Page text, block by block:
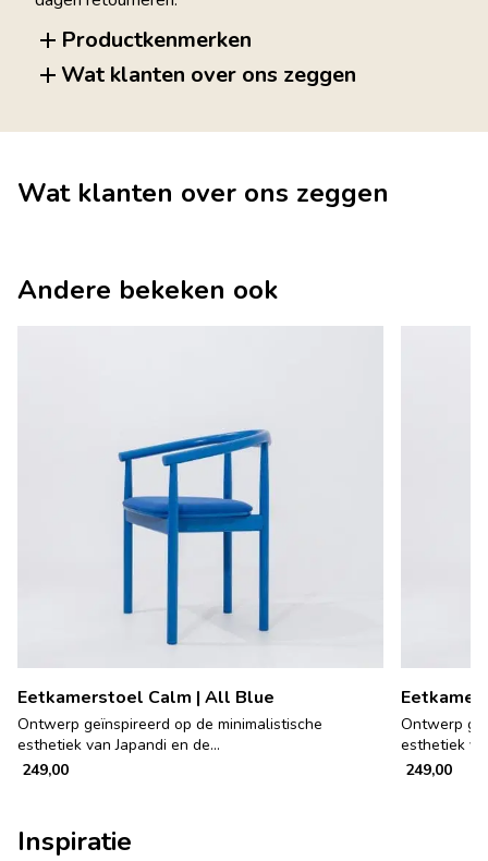
Productkenmerken
Wat klanten over ons zeggen
Wat klanten over ons zeggen
Andere bekeken ook
Eetkamerstoel Calm | All Blue
Ontwerp geïnspireerd op de minimalistische
esthetiek van Japandi en de...
249,00
Ontwerp
esthetiek
249,00
Inspiratie